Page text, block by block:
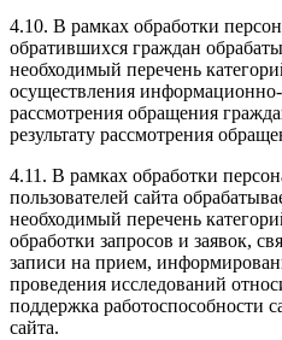
4.10. В рамках обработки
обратившихся граждан
необходимый перечень
осуществления
рассмотрения обращения
результату рассмотрения
4.11. В рамках обработки
пользователей сайта
необходимый перечень
обработки запросов и заявок,
записи на прием,
проведения исследований
поддержка работоспособности
сайта.